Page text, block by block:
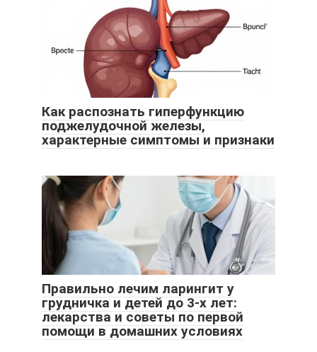
Как распознать гиперфункцию
поджелудочной железы,
характерные симптомы и признаки
Правильно лечим ларингит у
грудничка и детей до 3-х лет:
лекарства и советы по первой
помощи в домашних условиях